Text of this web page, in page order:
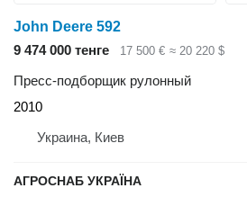
John Deere 592
9 474 000 тенге
17 500 € ≈ 20 220 $
Пресс-подборщик рулонный
2010
Украина, Киев
АГРОСНАБ УКРАЇНА